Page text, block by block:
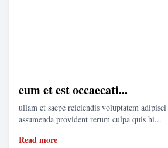
eum et est occaecati...
ullam et saepe reiciendis voluptatem
assumenda provident rerum culpa quis hi...
Read more